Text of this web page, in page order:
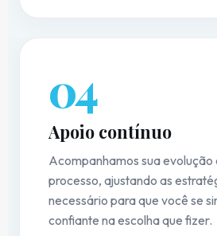
04
Apoio contínuo
Acompanhamos sua evolução
processo, ajustando as
necessário para que você se
confiante na escolha que fizer.